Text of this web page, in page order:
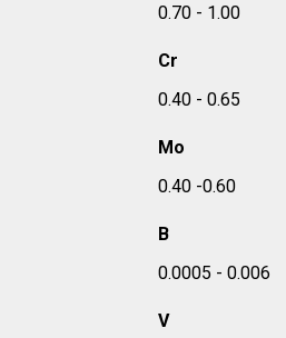
0.70 - 1.00
Cr
0.40 - 0.65
Mo
0.40 -0.60
B
0.0005 - 0.006
V